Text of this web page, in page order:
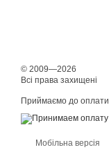
© 2009—2026
Всі права захищені
Приймаємо до оплати
Мобільна версія